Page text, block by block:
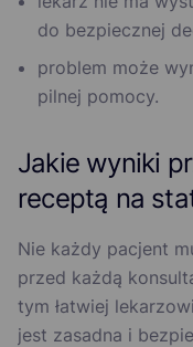
do bezpiecznej
problem może
pilnej pomocy.
Jakie wyniki
receptą na
Nie każdy pacjent
przed każdą
tym łatwiej
jest zasadna i